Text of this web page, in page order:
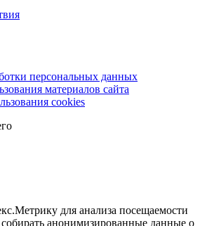
персональных данных
материалов сайта
cookies
для анализа посещаемости
собирать анонимизированные данные о